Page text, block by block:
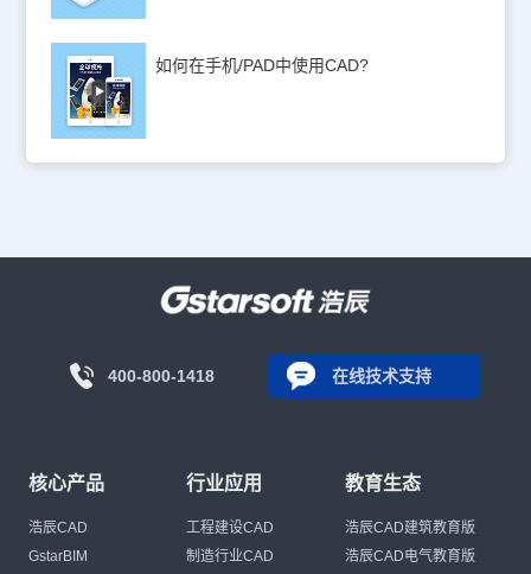
如何在手机/PAD中使用CAD?
400-800-1418 在线技术支持
核心产品
浩辰CAD
GstarBIM
行业应用
工程建设CAD
制造行业CAD
教育生态
浩辰CAD建筑教育版
浩辰CAD电气教育版